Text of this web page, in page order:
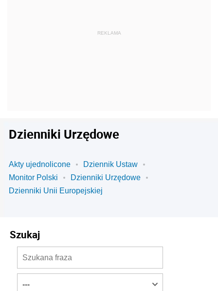
Dzienniki Urzędowe
Akty ujednolicone
Dziennik Ustaw
Monitor Polski
Dzienniki Urzędowe
Dzienniki Unii Europejskiej
Szukaj